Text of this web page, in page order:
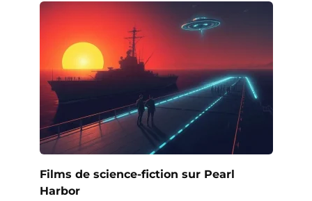
Films de science-fiction sur Pearl
Harbor